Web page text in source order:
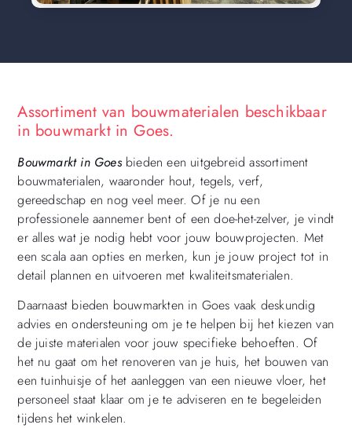
Assortiment van bouwmaterialen beschikbaar
in bouwmarkt in Goes.
Bouwmarkt in Goesbieden een uitgebreid assortiment
bouwmaterialen, waaronder hout, tegels, verf,
gereedschap en nog veel meer. Of je nu een
professionele aannemer bent of een doe-het-zelver, je vindt
er alles wat je nodig hebt voor jouw bouwprojecten. Met
een scala aan opties en merken, kun je jouw project tot in
detail plannen en uitvoeren met kwaliteitsmaterialen.
Daarnaast bieden bouwmarkten in Goes vaak deskundig
advies en ondersteuning om je te helpen bij het kiezen van
de juiste materialen voor jouw specifieke behoeften. Of
het nu gaat om het renoveren van je huis, het bouwen van
een tuinhuisje of het aanleggen van een nieuwe vloer, het
personeel staat klaar om je te adviseren en te begeleiden
tijdens het winkelen.